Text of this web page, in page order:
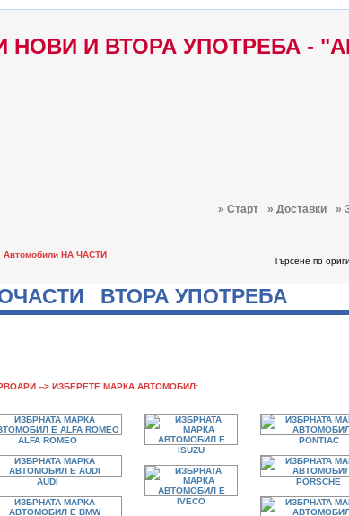
НОВИ И ВТОРА УПОТРЕБА -
» Старт » Доставки »
Автомобили НА ЧАСТИ
Търсене по
ВТОРА УПОТРЕБА
--> ИЗБЕРЕТЕ МАРКА АВТОМОБИЛ:
ALFA ROMEO
AUDI
ISUZU
IVECO
PONTIAC
PORSCHE